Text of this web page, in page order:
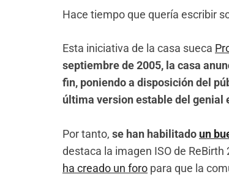
Hace tiempo que quería escribir
Esta iniciativa de la casa sueca
septiembre de 2005, la casa
fin, poniendo a disposición del
última version estable del genial
Por tanto, se han habilitado un
destaca la imagen ISO de
ha creado un foro para que la